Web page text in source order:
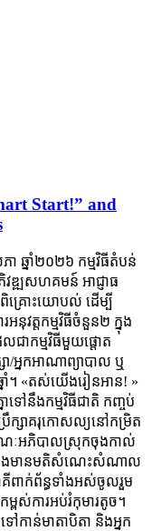
Start!” and
ឆ្នាំ២០២៦ កម្មវិធីតំបន់
ឌ្ឍសហគមន៍ អាជ្ញាធ
ពិគ្រោះយោបល់ ដើម្បី
អនុវត្តកម្មវិធីចំនួន២ ក្នុង
លជាកម្មវិធីមួយផ្ដោត
ា/អ្នកអាណាព្យាបាល ឬ
ាំ។ «តស់យើងរៀនអាន! »
ាទៅនឹងកម្មវិធីជាតិ កញ្ចប់
ក្សាគរុកោសល្យនៅកម្រិត
ៈអភិបាលស្រុកចុងកាល់
និងមានមតិសំណេះសំណាល
ពាក់ព័ន្ធទាំងអស់ចូលរួម
ពស់ការអប់រំកុមារតូច។
កាន់មាតាបិតា និងអ្នក